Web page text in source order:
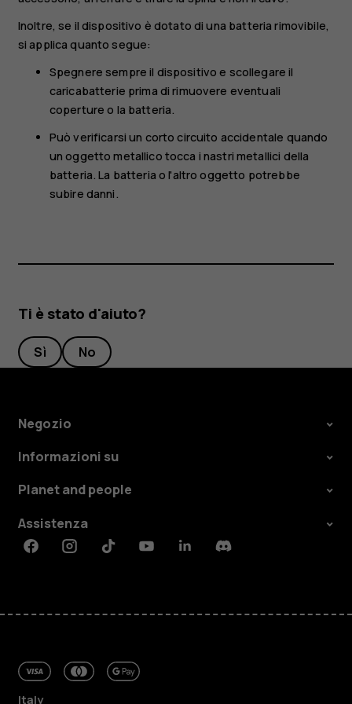
Inoltre, se il dispositivo è dotato di una batteria rimovibile,
si applica quanto segue:
Spegnere sempre il dispositivo e scollegare il
caricabatterie prima di rimuovere eventuali
coperture o la batteria.
Può verificarsi un corto circuito accidentale quando
un oggetto metallico tocca i nastri metallici della
batteria. La batteria o l'altro oggetto potrebbe
subire danni.
Ti è stato d'aiuto?
Sì No
Negozio
Informazioni su
Planet and people
Assistenza
FacebookInstagramTiktokYoutubeLinkedinDiscord
Italy